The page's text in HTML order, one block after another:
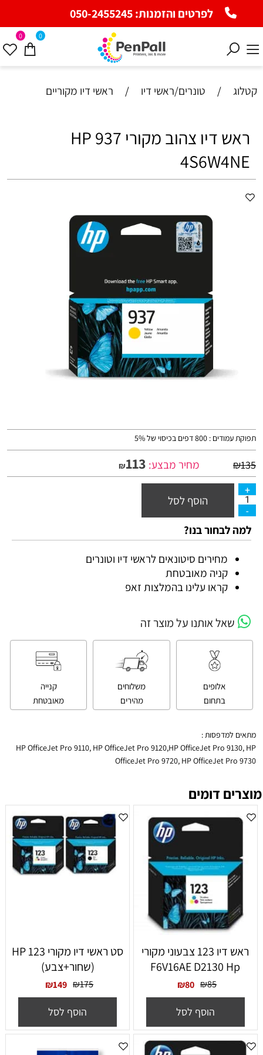
לפרטים והזמנות:050-2455245
0 0
קטלוג / טונרים/ראשי דיו / ראשי דיו מקוריים
ראש דיו צהוב מקורי HP 937
4S6W4NE
תפוקת עמודים : 800 דפים בכיסוי של 5%
₪135 מחיר מבצע: ₪113
הוסף לסל
למה לבחור בנו?
מחירים סיטונאים לראשי דיו וטונרים
קניה מאובטחת
קראו עלינו בהמלצות זאפ
שאל אותנו על מוצר זה
אלופים
בתחום
משלוחים
מהירים
קנייה
מאובטחת
מתאים למדפסות :
HP OfficeJet Pro 9110, HP OfficeJet Pro 9120,HP OfficeJet Pro 9130, HP
OfficeJet Pro 9720, HP OfficeJet Pro 9730
מוצרים דומים
ראש דיו 123 צבעוני מקורי
F6V16AE D2130 Hp
₪85
₪80
הוסף לסל
סט ראשי דיו מקורי HP 123
(שחור+צבע)
₪175
₪149
הוסף לסל